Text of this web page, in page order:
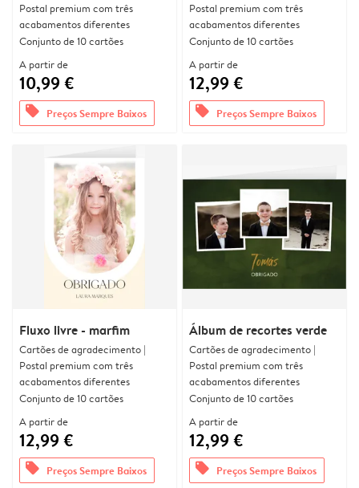
Postal premium com três
acabamentos diferentes
Conjunto de 10 cartões
A partir de
10,99 €
offers Preços Sempre Baixos
Postal premium com três
acabamentos diferentes
Conjunto de 10 cartões
A partir de
12,99 €
offers Preços Sempre Baixos
Fluxo livre - marfim
Cartões de agradecimento |
Postal premium com três
acabamentos diferentes
Conjunto de 10 cartões
A partir de
12,99 €
offers Preços Sempre Baixos
Álbum de recortes verde
Cartões de agradecimento |
Postal premium com três
acabamentos diferentes
Conjunto de 10 cartões
A partir de
12,99 €
offers Preços Sempre Baixos